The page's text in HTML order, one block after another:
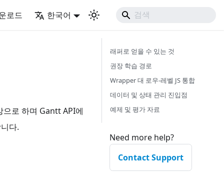
로드 한국어
로 하며 Gantt API에
다.
래퍼로 얻을 수 있는 것
권장 학습 경로
Wrapper 대 로우-레벨 JS 통합
데이터 및 상태 관리 진입점
예제 및 평가 자료
Need more help?
Contact Support